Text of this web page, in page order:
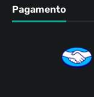
Pagamento